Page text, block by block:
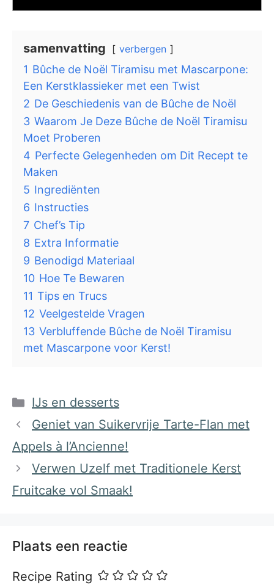
samenvatting verbergen
1 Bûche de Noël Tiramisu met Mascarpone:
Een Kerstklassieker met een Twist
2 De Geschiedenis van de Bûche de Noël
3 Waarom Je Deze Bûche de Noël Tiramisu
Moet Proberen
4 Perfecte Gelegenheden om Dit Recept te
Maken
5 Ingrediënten
6 Instructies
7 Chef’s Tip
8 Extra Informatie
9 Benodigd Materiaal
10 Hoe Te Bewaren
11 Tips en Trucs
12 Veelgestelde Vragen
13 Verbluffende Bûche de Noël Tiramisu
met Mascarpone voor Kerst!
Categorieën
IJs en desserts
Geniet van Suikervrije Tarte-Flan met
Appels à l’Ancienne!
Verwen Uzelf met Traditionele Kerst
Fruitcake vol Smaak!
Plaats een reactie
Recipe Rating